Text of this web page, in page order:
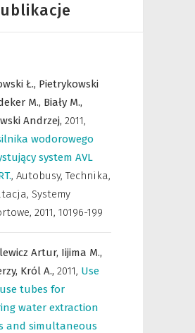
Ł., Pietrykowski
M., Biały M.,
Andrzej, 2011,
wodorowego
system AVL
, Autobusy, Technika,
Systemy
, 2011, 10196-199
Artur, Iijima M.,
Król A., 2011, Use
tubes for
water extraction
and simultaneous